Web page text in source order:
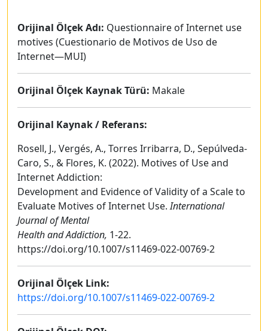
Orijinal Ölçek Adı: Questionnaire of Internet use
motives (Cuestionario de Motivos de Uso de
Internet—MUI)
Orijinal Ölçek Kaynak Türü: Makale
Orijinal Kaynak / Referans:
Rosell, J., Vergés, A., Torres Irribarra, D., Sepúlveda-
Caro, S., & Flores, K. (2022). Motives of Use and
Internet Addiction:
Development and Evidence of Validity of a Scale to
Evaluate Motives of Internet Use.International
Journal of Mental
Health and Addiction, 1-22.
https://doi.org/10.1007/s11469-022-00769-2
Orijinal Ölçek Link:
https://doi.org/10.1007/s11469-022-00769-2